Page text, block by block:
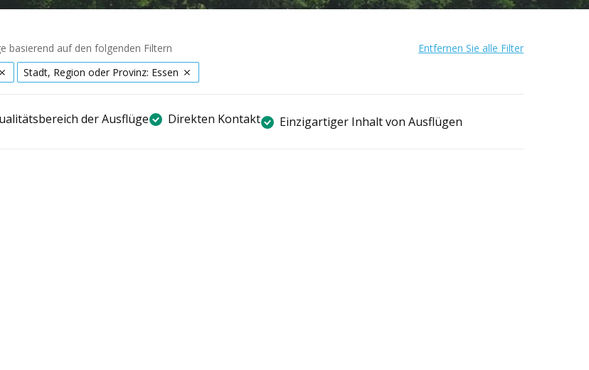
basierend auf den folgenden Filtern
Entfernen Sie alle Filter
Stadt, Region oder Provinz: Essen
der Ausflüge Direkten Kontakt Einzigartiger Inhalt von Ausflügen